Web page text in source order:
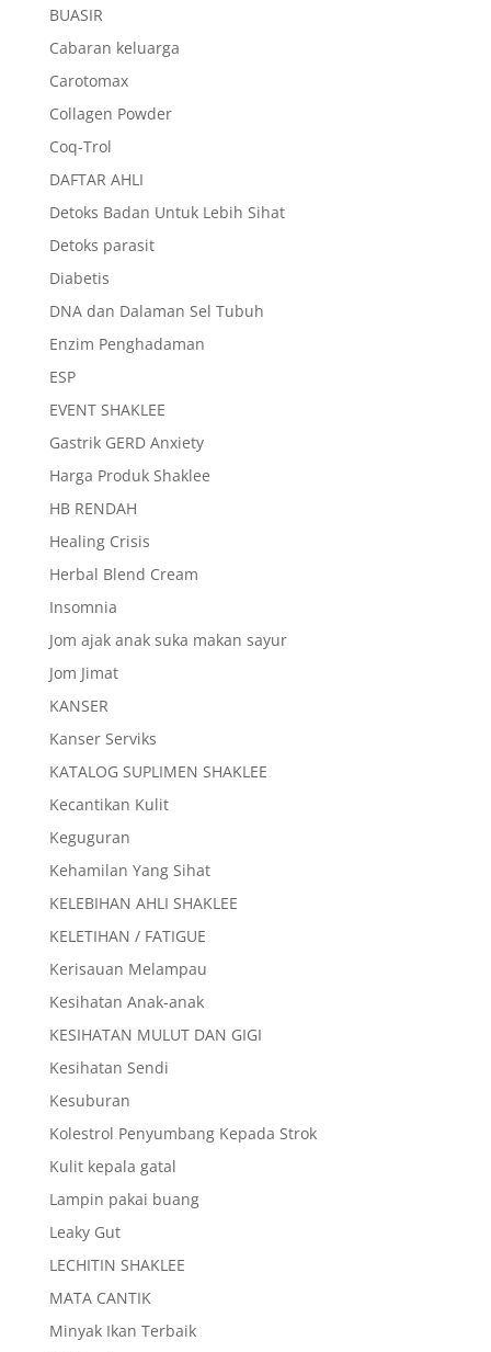
BUASIR
Cabaran keluarga
Carotomax
Collagen Powder
Coq-Trol
DAFTAR AHLI
Detoks Badan Untuk Lebih Sihat
Detoks parasit
Diabetis
DNA dan Dalaman Sel Tubuh
Enzim Penghadaman
ESP
EVENT SHAKLEE
Gastrik GERD Anxiety
Harga Produk Shaklee
HB RENDAH
Healing Crisis
Herbal Blend Cream
Insomnia
Jom ajak anak suka makan sayur
Jom Jimat
KANSER
Kanser Serviks
KATALOG SUPLIMEN SHAKLEE
Kecantikan Kulit
Keguguran
Kehamilan Yang Sihat
KELEBIHAN AHLI SHAKLEE
KELETIHAN / FATIGUE
Kerisauan Melampau
Kesihatan Anak-anak
KESIHATAN MULUT DAN GIGI
Kesihatan Sendi
Kesuburan
Kolestrol Penyumbang Kepada Strok
Kulit kepala gatal
Lampin pakai buang
Leaky Gut
LECHITIN SHAKLEE
MATA CANTIK
Minyak Ikan Terbaik